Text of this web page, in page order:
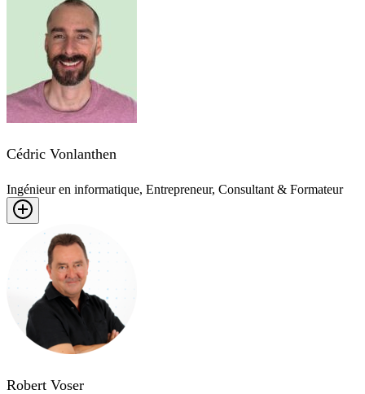
Cédric Vonlanthen
Ingénieur en informatique, Entrepreneur, Consultant & Formateur
Robert Voser